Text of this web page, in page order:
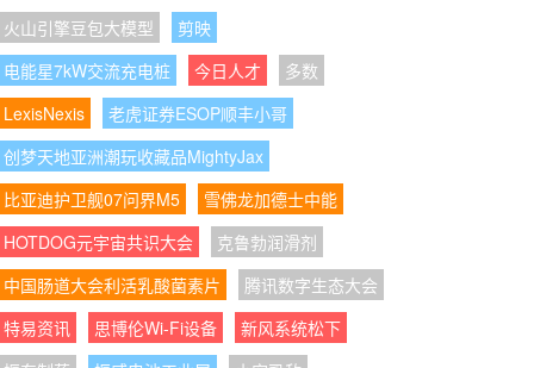
业，美的冰箱有哪些技术硬实力
08:07:10 | 匠心铸就品质，创新引领未来——
富都华创谱写办公家具行业新篇章
08:07:38 | 四载深耕，向美而行：vivo 202
6“童画未来夏令营”打造儿童美育新图景
08:07:21 | 云天收夏色，一碗壮面迎秋来
08:07:10 | Bitget rToken费率全面升级，VIP
及PRO用户可享受阶梯费率及手续费折扣
火山引擎豆包大模型
剪映
电能星7kW交流充电桩
今日人才
多数
LexisNexis
老虎证券ESOP顺丰小哥
创梦天地亚洲潮玩收藏品MightyJax
比亚迪护卫舰07问界M5
雪佛龙加德士中能
HOTDOG元宇宙共识大会
克鲁勃润滑剂
中国肠道大会利活乳酸菌素片
腾讯数字生态大会
特易资讯
思博伦Wi-Fi设备
新风系统松下